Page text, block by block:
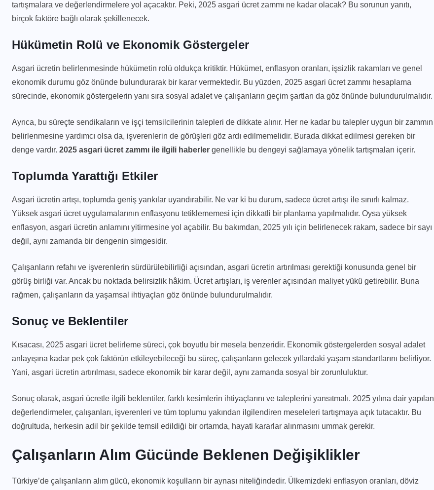
tartışmalara ve değerlendirmelere yol açacaktır. Peki, 2025 asgari ücret zammı ne kadar olacak? Bu sorunun yanıtı,
birçok faktöre bağlı olarak şekillenecek.
Hükümetin Rolü ve Ekonomik Göstergeler
Asgari ücretin belirlenmesinde hükümetin rolü oldukça kritiktir. Hükümet, enflasyon oranları, işsizlik rakamları ve genel
ekonomik durumu göz önünde bulundurarak bir karar vermektedir. Bu yüzden, 2025 asgari ücret zammı hesaplama
sürecinde, ekonomik göstergelerin yanı sıra sosyal adalet ve çalışanların geçim şartları da göz önünde bulundurulmalıdır.
Ayrıca, bu süreçte sendikaların ve işçi temsilcilerinin talepleri de dikkate alınır. Her ne kadar bu talepler uygun bir zammın
belirlenmesine yardımcı olsa da, işverenlerin de görüşleri göz ardı edilmemelidir. Burada dikkat edilmesi gereken bir
denge vardır. 2025 asgari ücret zammı ile ilgili haberler genellikle bu dengeyi sağlamaya yönelik tartışmaları içerir.
Toplumda Yarattığı Etkiler
Asgari ücretin artışı, toplumda geniş yankılar uyandırabilir. Ne var ki bu durum, sadece ücret artışı ile sınırlı kalmaz.
Yüksek asgari ücret uygulamalarının enflasyonu tetiklememesi için dikkatli bir planlama yapılmalıdır. Oysa yüksek
enflasyon, asgari ücretin anlamını yitirmesine yol açabilir. Bu bakımdan, 2025 yılı için belirlenecek rakam, sadece bir sayı
değil, aynı zamanda bir dengenin simgesidir.
Çalışanların refahı ve işverenlerin sürdürülebilirliği açısından, asgari ücretin artırılması gerektiği konusunda genel bir
görüş birliği var. Ancak bu noktada belirsizlik hâkim. Ücret artışları, iş verenler açısından maliyet yükü getirebilir. Buna
rağmen, çalışanların da yaşamsal ihtiyaçları göz önünde bulundurulmalıdır.
Sonuç ve Beklentiler
Kısacası, 2025 asgari ücret belirleme süreci, çok boyutlu bir mesela benzeridir. Ekonomik göstergelerden sosyal adalet
anlayışına kadar pek çok faktörün etkileyebileceği bu süreç, çalışanların gelecek yıllardaki yaşam standartlarını belirliyor.
Yani, asgari ücretin artırılması, sadece ekonomik bir karar değil, aynı zamanda sosyal bir zorunluluktur.
Sonuç olarak, asgari ücretle ilgili beklentiler, farklı kesimlerin ihtiyaçlarını ve taleplerini yansıtmalı. 2025 yılına dair yapılan
değerlendirmeler, çalışanları, işverenleri ve tüm toplumu yakından ilgilendiren meseleleri tartışmaya açık tutacaktır. Bu
doğrultuda, herkesin adil bir şekilde temsil edildiği bir ortamda, hayati kararlar alınmasını ummak gerekir.
Çalışanların Alım Gücünde Beklenen Değişiklikler
Türkiye’de çalışanların alım gücü, ekonomik koşulların bir aynası niteliğindedir. Ülkemizdeki enflasyon oranları, döviz